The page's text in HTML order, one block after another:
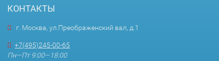
КОНТАКТЫ
г. Москва, ул.Преображенский вал, д.1
+7(495)245-00-65
Пн—Пт 9:00—18:00